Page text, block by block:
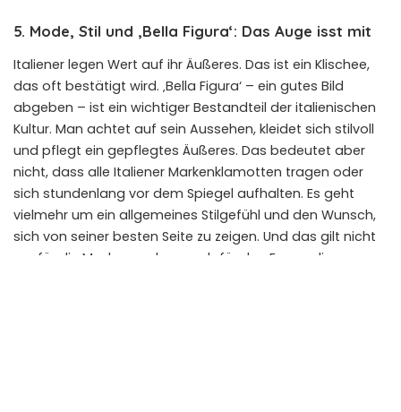
5. Mode, Stil und ‚Bella Figura‘: Das Auge isst mit
Italiener legen Wert auf ihr Äußeres. Das ist ein Klischee,
das oft bestätigt wird. ‚Bella Figura‘ – ein gutes Bild
abgeben – ist ein wichtiger Bestandteil der italienischen
Kultur. Man achtet auf sein Aussehen, kleidet sich stilvoll
und pflegt ein gepflegtes Äußeres. Das bedeutet aber
nicht, dass alle Italiener Markenklamotten tragen oder
sich stundenlang vor dem Spiegel aufhalten. Es geht
vielmehr um ein allgemeines Stilgefühl und den Wunsch,
sich von seiner besten Seite zu zeigen. Und das gilt nicht
nur für die Mode, sondern auch für das Essen, die